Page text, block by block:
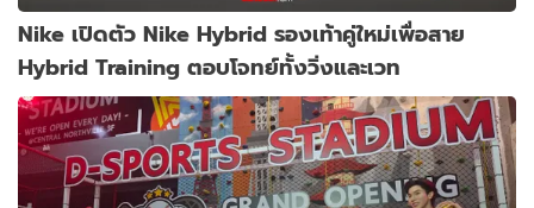
Nike เปิดตัว Nike Hybrid รองเท้าคู่ใหม่เพื่อสาย
Hybrid Training ตอบโจทย์ทั้งวิ่งและเวท